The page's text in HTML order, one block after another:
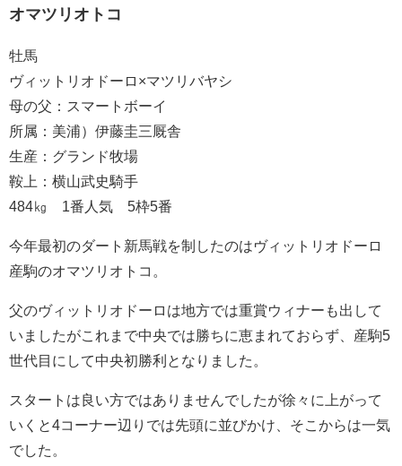
オマツリオトコ
牡馬
ヴィットリオドーロ×マツリバヤシ
母の父：スマートボーイ
所属：美浦）伊藤圭三厩舎
生産：グランド牧場
鞍上：横山武史騎手
484㎏ 1番人気 5枠5番
今年最初のダート新馬戦を制したのはヴィットリオドーロ
産駒のオマツリオトコ。
父のヴィットリオドーロは地方では重賞ウィナーも出して
いましたがこれまで中央では勝ちに恵まれておらず、産駒5
世代目にして中央初勝利となりました。
スタートは良い方ではありませんでしたが徐々に上がって
いくと4コーナー辺りでは先頭に並びかけ、そこからは一気
でした。